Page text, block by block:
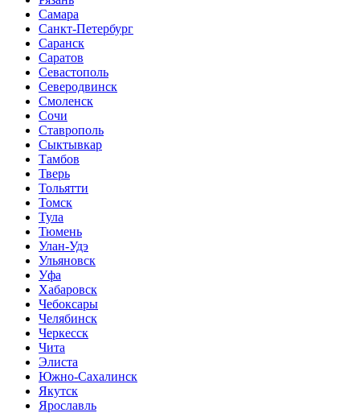
Самара
Санкт-Петербург
Саранск
Саратов
Севастополь
Северодвинск
Смоленск
Сочи
Ставрополь
Сыктывкар
Тамбов
Тверь
Тольятти
Томск
Тула
Тюмень
Улан-Удэ
Ульяновск
Уфа
Хабаровск
Чебоксары
Челябинск
Черкесск
Чита
Элиста
Южно-Сахалинск
Якутск
Ярославль